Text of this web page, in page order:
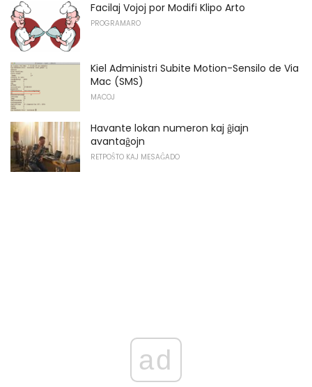
Facilaj Vojoj por Modifi Klipo Arto
PROGRAMARO
Kiel Administri Subite Motion-Sensilo de Via
Mac (SMS)
MACOJ
Havante lokan numeron kaj ĝiajn
avantaĝojn
RETPOŜTO KAJ MESAĜADO
ad